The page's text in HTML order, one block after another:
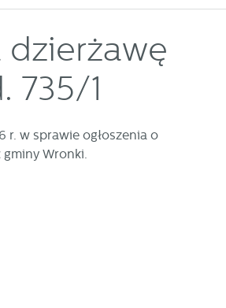
dzierżawę
735/1
r. w sprawie ogłoszenia o
Wronki.